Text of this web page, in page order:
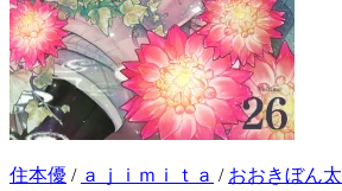
住本優 / ａｊｉｍｉｔａ / おおきぼん太